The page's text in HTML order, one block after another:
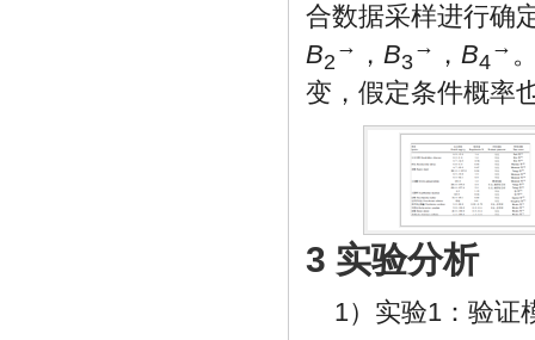
合数据采样进行确
B2
→ ， B3
→ ， B4
→
变，假定条件概率
3 实验分析
1）实验1：验证